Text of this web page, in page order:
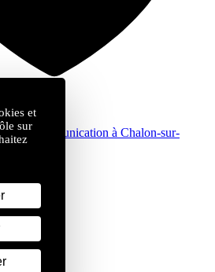
de communication à Chalon-sur-
et
sur